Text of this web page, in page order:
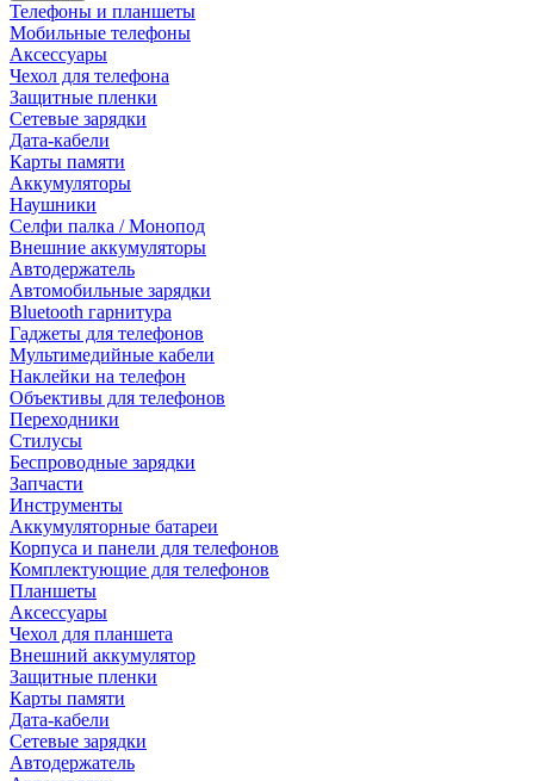
Телефоны и планшеты
Мобильные телефоны
Аксессуары
Чехол для телефона
Защитные пленки
Сетевые зарядки
Дата-кабели
Карты памяти
Аккумуляторы
Наушники
Селфи палка / Монопод
Внешние аккумуляторы
Автодержатель
Автомобильные зарядки
Bluetooth гарнитура
Гаджеты для телефонов
Мультимедийные кабели
Наклейки на телефон
Объективы для телефонов
Переходники
Стилусы
Беспроводные зарядки
Запчасти
Инструменты
Аккумуляторные батареи
Корпуса и панели для телефонов
Комплектующие для телефонов
Планшеты
Аксессуары
Чехол для планшета
Внешний аккумулятор
Защитные пленки
Карты памяти
Дата-кабели
Сетевые зарядки
Автодержатель